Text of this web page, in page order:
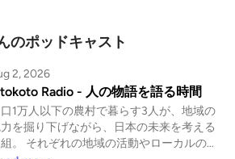
のポッドキャスト
2, 2026
Radio - 人の物語を語る時間
口1万人以下の農村で暮らす3人が、地域の
を掘り下げながら、日本の未来を考える
。 それぞれの地域の活動やローカルの暮